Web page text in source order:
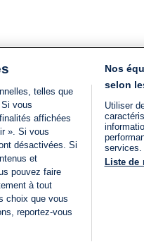
telles que
vous
affichées
». Si vous
désactivées. Si
et
pouvez faire
à tout
choix que vous
reportez-vous
Nos
selon
Utiliser
services.
Liste de